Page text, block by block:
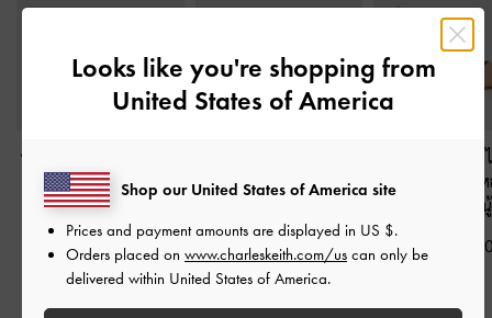
รองเท้าส้นเตี้ยรัดส้นหนัง
แก้วดีเทลสายคาดรุ่น
Maybelle
สีนู้ด
฿2,190.00
แก้วดีไซน์หัวแหลมประ
฿2,590.00
รองเท้าส้นเข็ม
รองเท้าแบบแ
฿2,390.00
Looks like you're shopping from
United States of America
Shop our United States of America site
Prices and payment amounts are displayed in US $.
Orders placed on www.charleskeith.com/us can only be
delivered within United States of America.